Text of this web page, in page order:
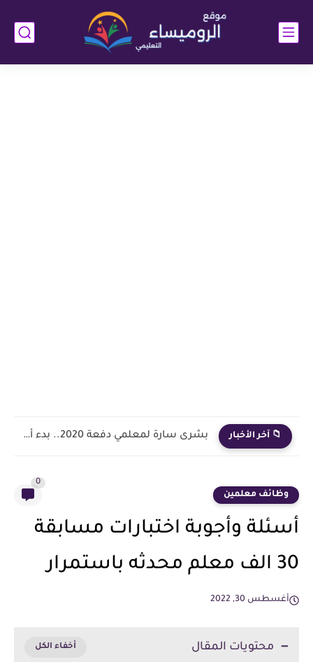
📁 آخر الأخبار بشرى سارة لمعلمي دفعة 2020.. بدء أول خطوة رسمية في...
وظائف معلمين
0
أسئلة وأجوبة اختبارات مسابقة
30 الف معلم محدثه باستمرار
أغسطس 30, 2022
محتويات المقال